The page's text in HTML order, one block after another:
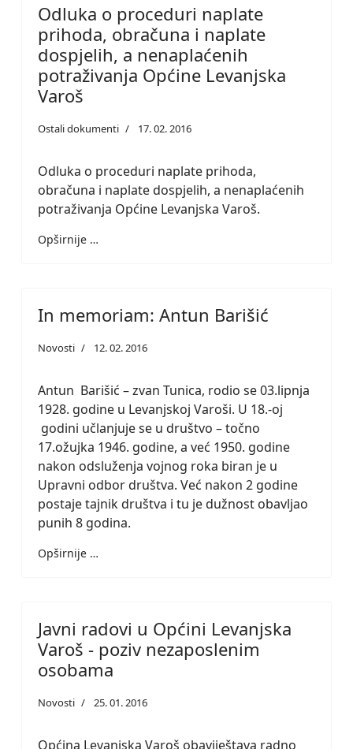
Odluka o proceduri naplate
prihoda, obračuna i naplate
dospjelih, a nenaplaćenih
potraživanja Općine Levanjska
Varoš
Ostali dokumenti 17. 02. 2016
Odluka o proceduri naplate prihoda,
obračuna i naplate dospjelih, a nenaplaćenih
potraživanja Općine Levanjska Varoš.
Opširnije …
In memoriam: Antun Barišić
Novosti 12. 02. 2016
Antun Barišić – zvan Tunica, rodio se 03.lipnja
1928. godine u Levanjskoj Varoši. U 18.-oj
godini učlanjuje se u društvo – točno
17.ožujka 1946. godine, a već 1950. godine
nakon odsluženja vojnog roka biran je u
Upravni odbor društva. Već nakon 2 godine
postaje tajnik društva i tu je dužnost obavljao
punih 8 godina.
Opširnije …
Javni radovi u Općini Levanjska
Varoš - poziv nezaposlenim
osobama
Novosti 25. 01. 2016
Općina Levanjska Varoš obaviještava radno